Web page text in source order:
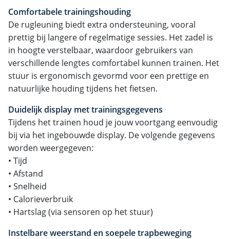
Comfortabele trainingshouding
De rugleuning biedt extra ondersteuning, vooral
prettig bij langere of regelmatige sessies. Het zadel is
in hoogte verstelbaar, waardoor gebruikers van
verschillende lengtes comfortabel kunnen trainen. Het
stuur is ergonomisch gevormd voor een prettige en
natuurlijke houding tijdens het fietsen.
Duidelijk display met trainingsgegevens
Tijdens het trainen houd je jouw voortgang eenvoudig
bij via het ingebouwde display. De volgende gegevens
worden weergegeven:
• Tijd
• Afstand
• Snelheid
• Calorieverbruik
• Hartslag (via sensoren op het stuur)
Instelbare weerstand en soepele trapbeweging